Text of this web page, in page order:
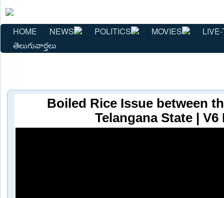
HOME NEWS POLITICS MOVIES
తెలుగువార్తలు
Boiled Rice Issue between
Telangana State | V6